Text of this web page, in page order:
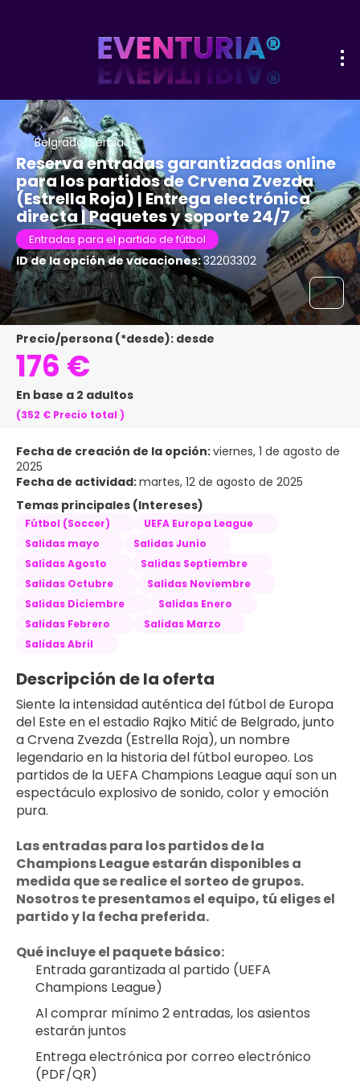
Belgrado, Serbia
Reserva entradas garantizadas online
para los partidos de Crvena Zvezda
(Estrella Roja) | Entrega electrónica
directa | Paquetes y soporte 24/7
Entradas para el partido de fútbol
ID de la opción de vacaciones:32203302
Precio/persona (*desde): desde
176 €
En base a 2 adultos
(352 € Precio total )
Fecha de creación de la opción:viernes, 1 de agosto de
2025
Fecha de actividad:martes, 12 de agosto de 2025
Temas principales (Intereses)
Fútbol (Soccer)
UEFA Europa League
Salidas mayo
Salidas Junio
Salidas Agosto
Salidas Septiembre
Salidas Octubre
Salidas Noviembre
Salidas Diciembre
Salidas Enero
Salidas Febrero
Salidas Marzo
Salidas Abril
Descripción de la oferta
Siente la intensidad auténtica del fútbol de Europa
del Este en el estadio Rajko Mitić de Belgrado, junto
a Crvena Zvezda (Estrella Roja), un nombre
legendario en la historia del fútbol europeo. Los
partidos de la UEFA Champions League aquí son un
espectáculo explosivo de sonido, color y emoción
pura.
Las entradas para los partidos de la
Champions League estarán disponibles a
medida que se realice el sorteo de grupos.
Nosotros te presentamos el equipo, tú eliges el
partido y la fecha preferida.
Qué incluye el paquete básico:
Entrada garantizada al partido (UEFA
Champions League)
Al comprar mínimo 2 entradas, los asientos
estarán juntos
Entrega electrónica por correo electrónico
(PDF/QR)